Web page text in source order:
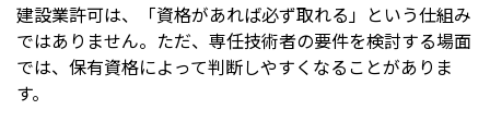
建設業許可は、「資格があれば必ず取れる」という仕組み
ではありません。ただ、専任技術者の要件を検討する場面
では、保有資格によって判断しやすくなることがありま
す。